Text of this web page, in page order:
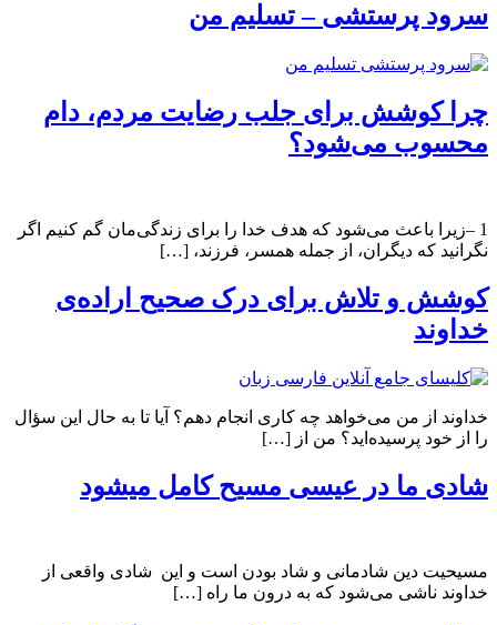
سرود پرستشی – تسلیم من
چرا کوشش برای جلب رضایت مردم، دام
محسوب می‌شود؟
1 –زیرا باعث می‌شود که هدف خدا را برای زندگی‌مان گم کنیم اگر
نگرانید که دیگران، از جمله همسر، فرزند، […]
کوشش و تلاش برای درک صحیح اراده‌ی
خداوند
خداوند از من می‌خواهد چه کاری انجام دهم؟ آیا تا به حال این سؤال
را از خود پرسیده‌اید؟ من از […]
شادی ما در عیسی مسیح کامل میشود
مسیحیت دین شادمانی و شاد بودن است و این شادی واقعی از
خداوند ناشی می‌شود که به درون ما راه […]